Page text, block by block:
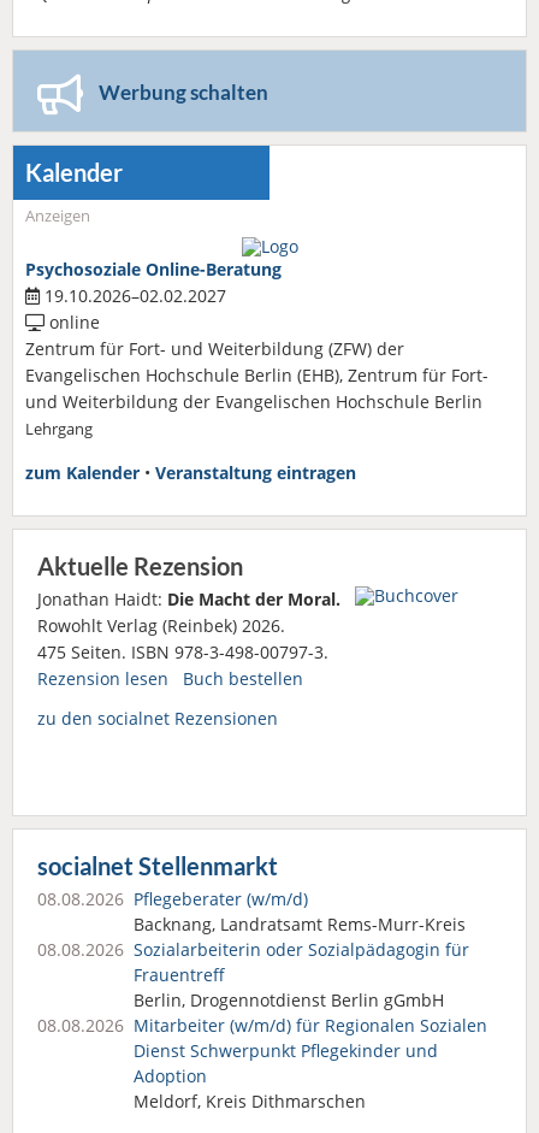
Werbung schalten
Kalender
Anzeigen
Psychosoziale Online-Beratung
19.10.2026–02.02.2027
online
Zentrum für Fort- und Weiterbildung (ZFW) der
Evangelischen Hochschule Berlin (EHB), Zentrum für Fort-
und Weiterbildung der Evangelischen Hochschule Berlin
Lehrgang
zum Kalender • Veranstaltung eintragen
Aktuelle Rezension
Jonathan Haidt: Die Macht der Moral.
Rowohlt Verlag (Reinbek) 2026.
475 Seiten. ISBN 978-3-498-00797-3.
Rezension lesen
Buch bestellen
zu den socialnet Rezensionen
socialnet Stellenmarkt
08.08.2026 Pflegeberater (w/m/d)
Backnang, Landratsamt Rems-Murr-Kreis
08.08.2026 Sozialarbeiterin oder Sozialpädagogin für
Frauentreff
Berlin, Drogennotdienst Berlin gGmbH
08.08.2026 Mitarbeiter (w/m/d) für Regionalen Sozialen
Dienst Schwerpunkt Pflegekinder und
Adoption
Meldorf, Kreis Dithmarschen